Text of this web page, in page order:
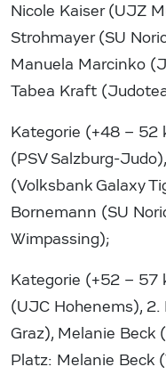
Nicole Kaiser (UJZ
Strohmayer (SU
Manuela Marcinko
Tabea Kraft
Kategorie (+48 – 52
(PSV Salzburg-
(Volksbank Galaxy
Bornemann (SU
Wimpassing);
Kategorie (+52 – 57
(UJC Hohenems), 2.
Graz), Melanie Beck
Platz: Melanie Beck